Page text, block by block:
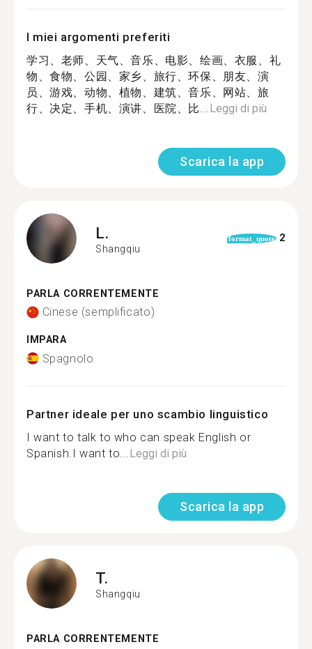
I miei argomenti preferiti
学习、老师、天气、音乐、电影、绘画、衣服、礼
物、食物、公园、家乡、旅行、环保、朋友、演
员、游戏、动物、植物、建筑、音乐、网站、旅
行、决定、手机、演讲、医院、比... Leggi di più
Scarica la app
L.
Shangqiu
format_quote 2
PARLA CORRENTEMENTE
Cinese (semplificato)
IMPARA
Spagnolo
Partner ideale per uno scambio linguistico
I want to talk to who can speak English or
Spanish.I want to... Leggi di più
Scarica la app
T.
Shangqiu
PARLA CORRENTEMENTE